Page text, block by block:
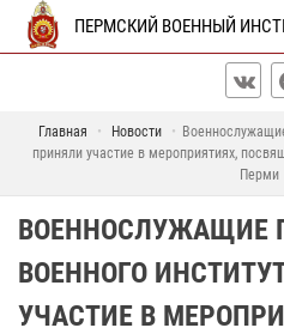
ПЕРМСКИЙ ВОЕННЫЙ
Главная Новости
приняли участие в мероприятиях,
Перми
ВОЕННОСЛУЖАЩИЕ
ВОЕННОГО
УЧАСТИЕ В